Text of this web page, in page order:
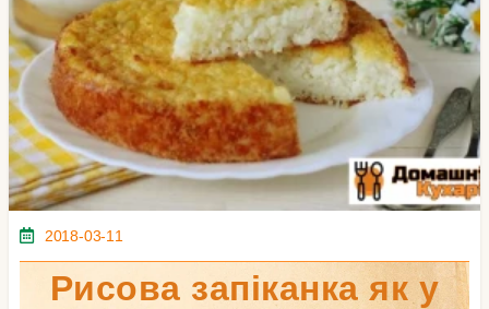
2018-03-11
Рисова запіканка як у